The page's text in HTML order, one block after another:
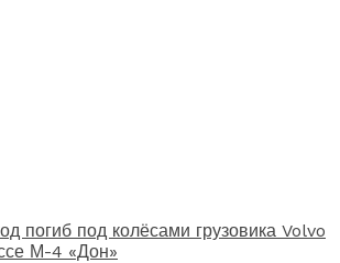
погиб под колёсами грузовика Volvo
М-4 «Дон»